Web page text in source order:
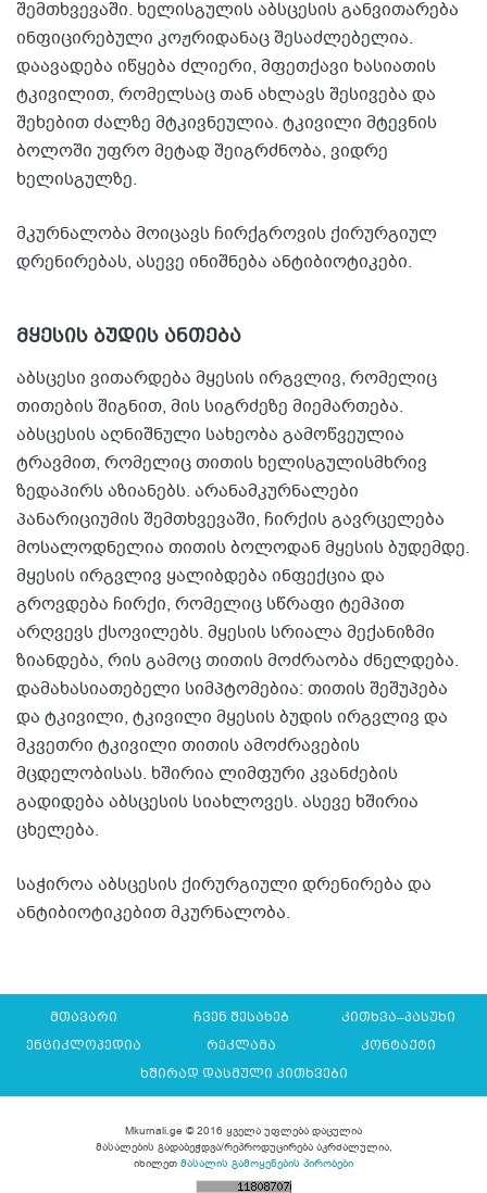
შემთხვევაში. ხელისგულის აბსცესის განვითარება
ინფიცირებული კოჟრიდანაც შესაძლებელია.
დაავადება იწყება ძლიერი, მფეთქავი ხასიათის
ტკივილით, რომელსაც თან ახლავს შესივება და
შეხებით ძალზე მტკივნეულია. ტკივილი მტევნის
ბოლოში უფრო მეტად შეიგრძნობა, ვიდრე
ხელისგულზე.
მკურნალობა მოიცავს ჩირქგროვის ქირურგიულ
დრენირებას, ასევე ინიშნება ანტიბიოტიკები.
მყესის ბუდის ანთება
აბსცესი ვითარდება მყესის ირგვლივ, რომელიც
თითების შიგნით, მის სიგრძეზე მიემართება.
აბსცესის აღნიშნული სახეობა გამოწვეულია
ტრავმით, რომელიც თითის ხელისგულისმხრივ
ზედაპირს აზიანებს. არანამკურნალები
პანარიციუმის შემთხვევაში, ჩირქის გავრცელება
მოსალოდნელია თითის ბოლოდან მყესის ბუდემდე.
მყესის ირგვლივ ყალიბდება ინფექცია და
გროვდება ჩირქი, რომელიც სწრაფი ტემპით
არღვევს ქსოვილებს. მყესის სრიალა მექანიზმი
ზიანდება, რის გამოც თითის მოძრაობა ძნელდება.
დამახასიათებელი სიმპტომებია: თითის შეშუპება
და ტკივილი, ტკივილი მყესის ბუდის ირგვლივ და
მკვეთრი ტკივილი თითის ამოძრავების
მცდელობისას. ხშირია ლიმფური კვანძების
გადიდება აბსცესის სიახლოვეს. ასევე ხშირია
ცხელება.
საჭიროა აბსცესის ქირურგიული დრენირება და
ანტიბიოტიკებით მკურნალობა.
მთავარი ჩვენ შესახებ
კითხვა–პასუხი
ენციკლოპედია
რეკლამა
კონტაქტი
ხშირად დასმული კითხვები
Mkurnali.ge © 2016 ყველა უფლება დაცულია
მასალების გადაბეჭდვა/რეპროდუცირება აკრძალულია,
იხილეთ მასალის გამოყენების პირობები